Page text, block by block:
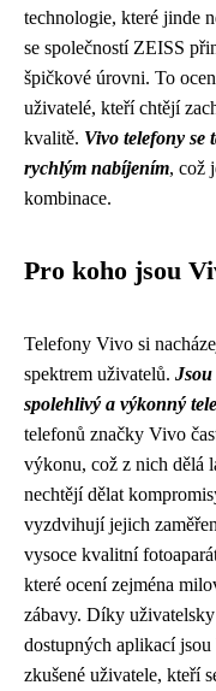
technologie, které jinde
se společností ZEISS
špičkové úrovni. To
uživatelé, kteří chtějí
kvalitě. Vivo telefony se
rychlým nabíjením, což
kombinace.
Pro koho jsou
Telefony Vivo si
spektrem uživatelů.
spolehlivý a výkonný
telefonů značky Vivo
výkonu, což z nich dělá
nechtějí dělat
vyzdvihují jejich
vysoce kvalitní
které ocení zejména
zábavy. Díky
dostupných aplikací
zkušené uživatele, kteří